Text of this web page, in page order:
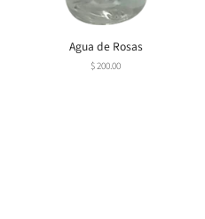
Agua de Rosas
Precio
$ 200.00